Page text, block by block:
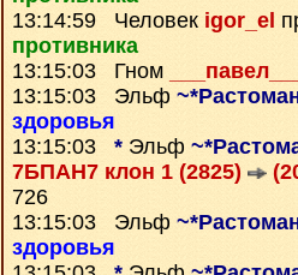
13:14:59 Человек igor_el
противника
13:15:03 Гном
13:15:03 Эльф
здоровья
13:15:03 * Эльф
7БПАН7 клон 1 (2825)
726
13:15:03 Эльф
здоровья